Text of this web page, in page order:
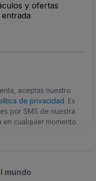
y ofertas
aceptas nuestro
de privacidad. Es
por SMS de nuestra
cualquier momento.
mundo